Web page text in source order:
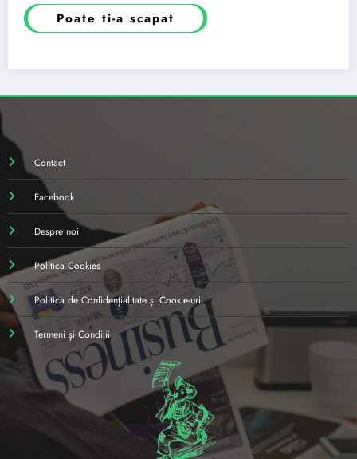
Poate ti-a scapat
Contact
Facebook
Despre noi
Politica Cookies
Politica de Confidențialitate și Cookie-uri
Termeni și Condiții